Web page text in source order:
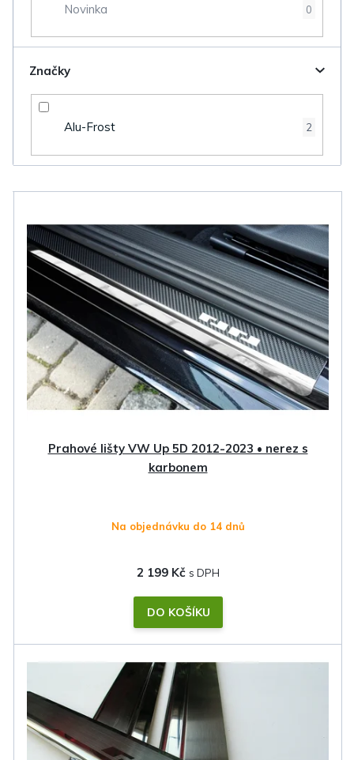
Novinka 0
Značky
Alu-Frost 2
Prahové lišty VW Up 5D 2012-2023 • nerez s
karbonem
Na objednávku do 14 dnů
2 199 Kč
DO KOŠÍKU